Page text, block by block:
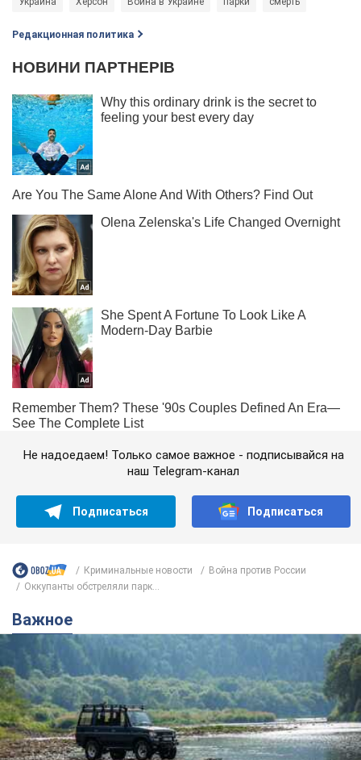
Редакционная политика
Не надоедаем! Только самое важное - подписывайся на
наш Telegram-канал
Подписаться Подписаться
Криминальные новости
Война против России
Оккупанты обстреляли парк...
Важное